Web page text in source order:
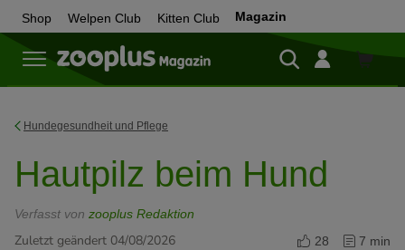
Shop Welpen Club Kitten Club Magazin
Zum
Hundegesundheit und Pflege
Hautpilz beim Hund
Verfasst von zooplus Redaktion
Zuletzt geändert 04/08/2026 28 7 min